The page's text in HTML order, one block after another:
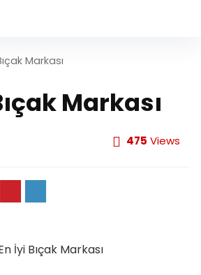
Markası
Markası
475 Views